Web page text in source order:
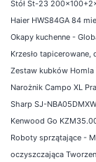
Stół St-23
Haier HWS84GA 84
Okapy kuchenne -
Krzesło tapicerowane,
Zestaw kubków Homla
Narożnik Campo XL
Sharp SJ-
Kenwood Go
Roboty sprzątające -
oczyszczająca